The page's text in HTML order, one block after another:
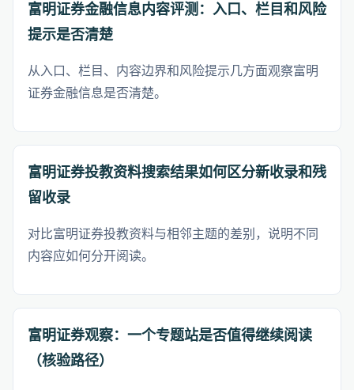
富明证券金融信息内容评测：入口、栏目和风险
提示是否清楚
从入口、栏目、内容边界和风险提示几方面观察富明
证券金融信息是否清楚。
富明证券投教资料搜索结果如何区分新收录和残
留收录
对比富明证券投教资料与相邻主题的差别，说明不同
内容应如何分开阅读。
富明证券观察：一个专题站是否值得继续阅读
（核验路径）